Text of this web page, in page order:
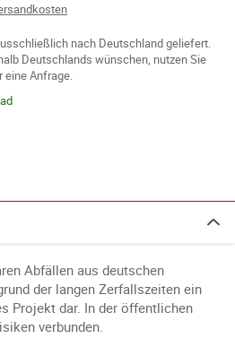
nach Deutschland geliefert.
Deutschlands wünschen, nutzen Sie
Anfrage.
Abfällen aus deutschen
der langen Zerfallszeiten ein
Projekt dar. In der öffentlichen
verbunden.